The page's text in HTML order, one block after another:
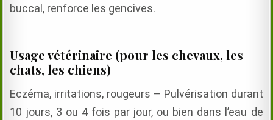
buccal, renforce les gencives.
Usage vétérinaire (pour les chevaux, les
chats, les chiens)
Eczéma, irritations, rougeurs – Pulvérisation durant
10 jours, 3 ou 4 fois par jour, ou bien dans l’eau de